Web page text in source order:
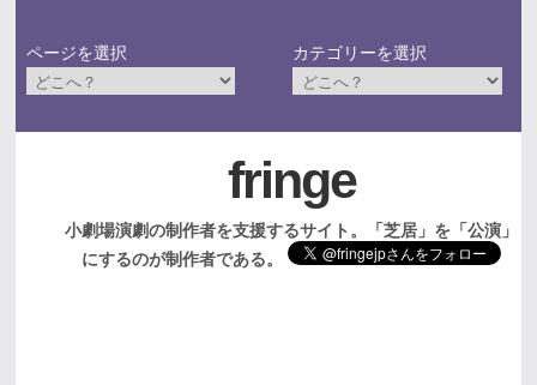
ページを選択 カテゴリーを選択
fringe
小劇場演劇の制作者を支援するサイト。「芝居」を「公演」
にするのが制作者である。